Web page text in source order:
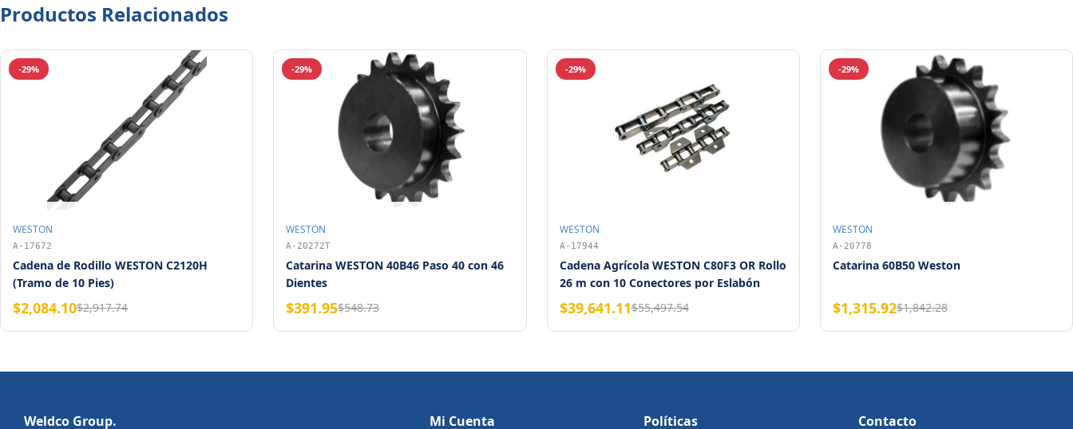
Productos Relacionados
-29%
WESTON
A-17672
Cadena de Rodillo WESTON C2120H
(Tramo de 10 Pies)
$2,084.10$2,917.74
-29%
WESTON
A-20272T
Catarina WESTON 40B46 Paso 40 con 46
Dientes
$391.95$548.73
-29%
WESTON
A-17944
Cadena Agrícola WESTON C80F3 OR Rollo
26 m con 10 Conectores por Eslabón
$39,641.11$55,497.54
-29%
WESTON
A-20778
Catarina 60B50 Weston
$1,315.92$1,842.28
Weldco Group. Mi Cuenta Políticas Contacto